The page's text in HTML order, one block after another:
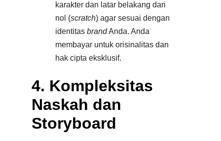
karakter dan latar belakang dari
nol (scratch) agar sesuai dengan
identitas brandAnda. Anda
membayar untuk orisinalitas dan
hak cipta eksklusif.​
4. Kompleksitas
Naskah dan
Storyboard